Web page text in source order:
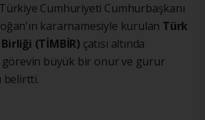
Cumhuriyeti Cumhurbaşkanı
kararnamesiyle kurulan Türk
(TİMBİR) çatısı altında
görevin büyük bir onur ve gurur
belirtti.